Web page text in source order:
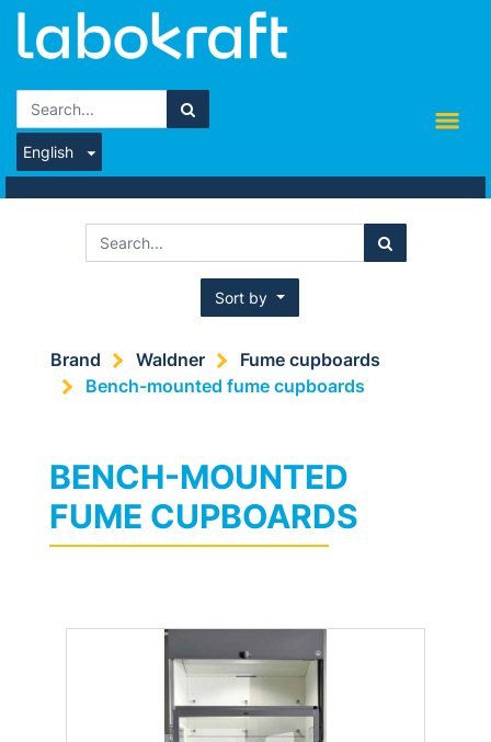
English
Sort by
Brand Waldner
Fume cupboards
Bench-mounted fume cupboards
BENCH-MOUNTED
FUME CUPBOARDS